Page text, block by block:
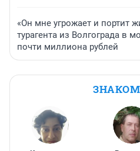
«Он мне угрожает и портит
турагента из Волгограда в
почти миллиона рублей